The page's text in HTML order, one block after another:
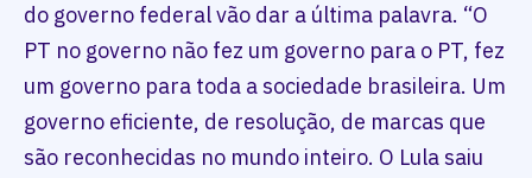
do governo federal vão dar a última palavra. “O
PT no governo não fez um governo para o PT, fez
um governo para toda a sociedade brasileira. Um
governo eficiente, de resolução, de marcas que
são reconhecidas no mundo inteiro. O Lula saiu